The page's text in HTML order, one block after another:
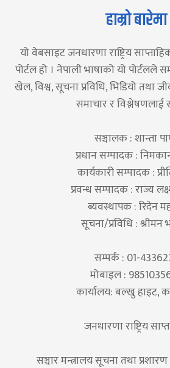
हाम्रो बारेमा
यो वेबसाइट जनधारणा राष्ट्रिय
पोर्टल हो । नेपाली भाषाको यो पोर्टलले
खेल, विश्व, सूचना प्रविधि, भिडियो तथा
समाचार र
सञ्चालक : शान्ता
प्रधान सम्पादक :
कार्यकारी सम्पादक :
प्रवन्ध सम्पादक : राज्य
ब्यवस्थापक : रिदेन
सूचना/प्रविधि : श्रीमन
सम्पर्क : 01-
मोबाइल :
कार्यालय: बल्खु हाइट,
जनधारणा राष्ट्रिय
सञ्चार मन्त्रालय सूचना तथा प्रशारण